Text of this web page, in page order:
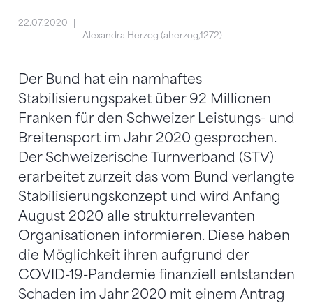
22.07.2020
Alexandra Herzog (aherzog,1272)
Der Bund hat ein namhaftes
Stabilisierungspaket über 92 Millionen
Franken für den Schweizer Leistungs- und
Breitensport im Jahr 2020 gesprochen.
Der Schweizerische Turnverband (STV)
erarbeitet zurzeit das vom Bund verlangte
Stabilisierungskonzept und wird Anfang
August 2020 alle strukturrelevanten
Organisationen informieren. Diese haben
die Möglichkeit ihren aufgrund der
COVID-19-Pandemie finanziell entstanden
Schaden im Jahr 2020 mit einem Antrag